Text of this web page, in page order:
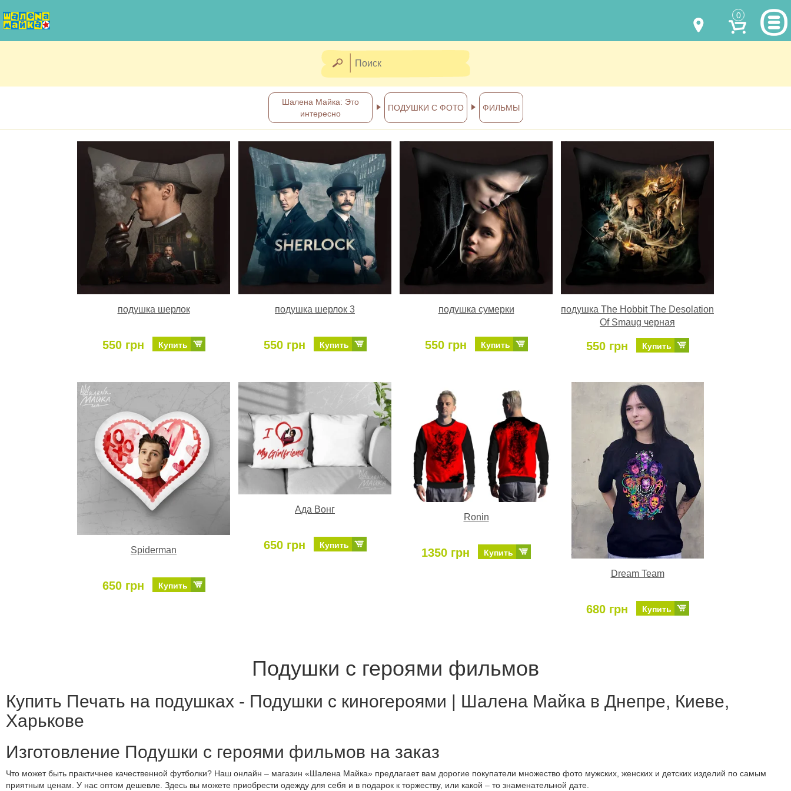
0
Посмотреть на карте
Отправка по Украине каждый день
КАК НАС НАЙТИ
ПОЛНАЯ ВЕРСИЯ САЙТА
Шалена Майка: Это
интересно
ПОДУШКИ С ФОТО ФИЛЬМЫ
подушка шерлок
550 грн Купить
подушка шерлок 3
550 грн Купить
подушка сумерки
550 грн Купить
подушка The Hobbit The Desolation
Of Smaug черная
550 грн Купить
Spiderman
650 грн Купить
Ада Вонг
650 грн Купить
Ronin
1350 грн Купить
Dream Team
680 грн Купить
Подушки с героями фильмов
Купить Печать на подушках - Подушки с киногероями | Шалена Майка в Днепре, Киеве,
Харькове
Изготовление Подушки с героями фильмов на заказ
Что может быть практичнее качественной футболки? Наш онлайн – магазин «Шалена Майка» предлагает вам дорогие покупатели множество фото мужских, женских и детских изделий по самым
приятным ценам. У нас оптом дешевле. Здесь вы можете приобрести одежду для себя и в подарок к торжеству, или какой – то знаменательной дате.